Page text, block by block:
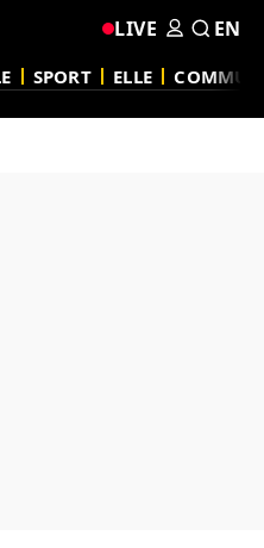
SPORT ELLE
LIVE EN